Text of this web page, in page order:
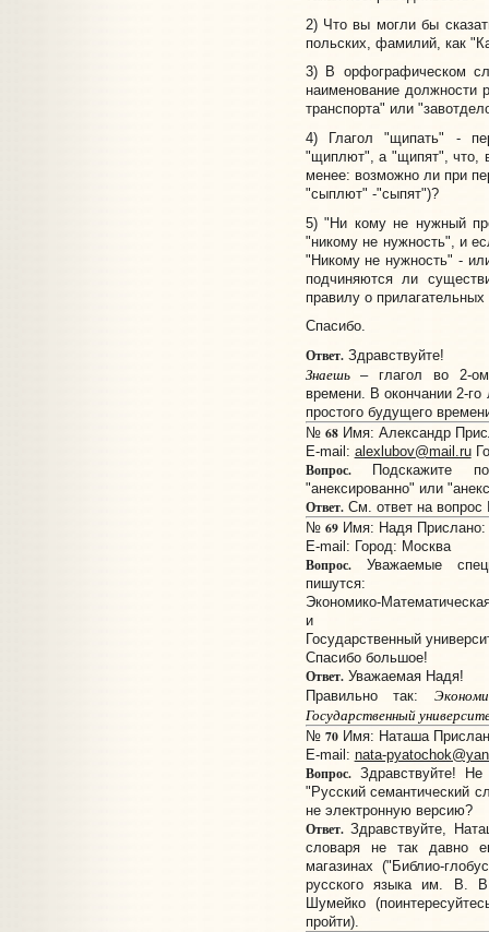
2) Что вы могли бы
польских, фамилий, как
3) В орфографическом
наименование должности
транспорта" или
4) Глагол "щипать" -
"щиплют", а "щипят", что,
менее: возможно ли при
"сыплют" -"сыпят")?
5) "Ни кому не нужный
"никому не нужность", и
"Никому не нужность" -
подчиняются ли
правилу о
Спасибо.
Ответ.Здравствуйте!
Знаешь– глагол во 2-ом
времени. В окончании 2-
простого будущего
№ 68Имя: Александр
E-mail: alexlubov@mail.ru
Вопрос.Подскажите
"анексированно" или
Ответ.См. ответ на
№ 69Имя: Надя Прислано:
E-mail: Город: Москва
Вопрос.Уважаемые
пишутся:
Экономико-
и
Государственный
Спасибо большое!
Ответ.Уважаемая Надя!
Правильно так:
Государственный
№ 70Имя: Наташа
E-mail: nata-
Вопрос.Здравствуйте! Не
"Русский семантический
не электронную версию?
Ответ.Здравствуйте,
словаря не так давно
магазинах ("Библио-
русского языка им. В.
Шумейко
пройти).